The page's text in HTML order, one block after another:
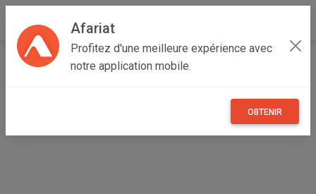
Afariat
Profitez d'une meilleure expérience avec
notre application mobile.
OBTENIR
Accueil Multimedia Majerda